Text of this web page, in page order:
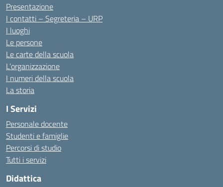
Presentazione
I contatti – Segreteria – URP
I luoghi
Le persone
Le carte della scuola
L’organizzazione
I numeri della scuola
La storia
I Servizi
Personale docente
Studenti e famiglie
Percorsi di studio
Tutti i servizi
Didattica